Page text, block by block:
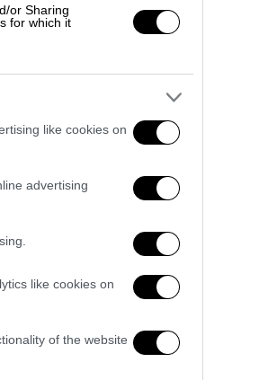
or Sharing
for which it
like cookies on
advertising
like cookies on
of the website
1
του
και